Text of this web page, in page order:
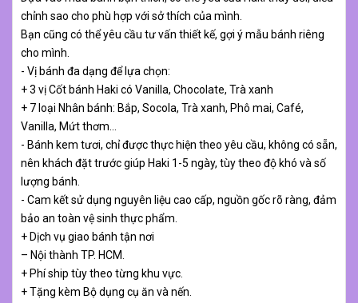
chỉnh sao cho phù hợp với sở thích của mình.
Bạn cũng có thể yêu cầu tư vấn thiết kế, gợi ý mẫu bánh riêng
cho mình.
- Vị bánh đa dạng để lựa chọn:
+ 3 vị Cốt bánh Haki có Vanilla, Chocolate, Trà xanh
+ 7 loại Nhân bánh: Bắp, Socola, Trà xanh, Phô mai, Café,
Vanilla, Mứt thơm…
- Bánh kem tươi, chỉ được thực hiện theo yêu cầu, không có sẵn,
nên khách đặt trước giúp Haki 1-5 ngày, tùy theo độ khó và số
lượng bánh.
- Cam kết sử dụng nguyên liệu cao cấp, nguồn gốc rõ ràng, đảm
bảo an toàn vệ sinh thực phẩm.
+ Dịch vụ giao bánh tận nơi
– Nội thành TP. HCM.
+ Phí ship tùy theo từng khu vực.
+ Tặng kèm Bộ dụng cụ ăn và nến.